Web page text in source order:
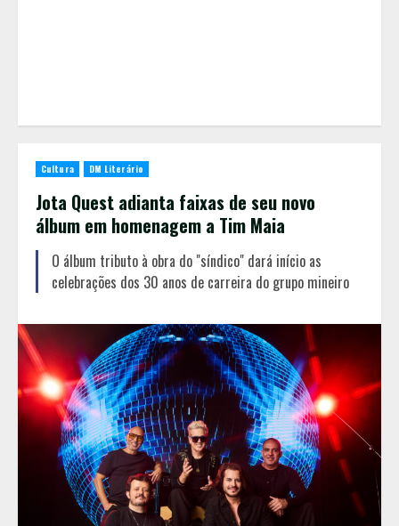
Cultura DM Literário
Jota Quest adianta faixas de seu novo
álbum em homenagem a Tim Maia
O álbum tributo à obra do "síndico" dará início as
celebrações dos 30 anos de carreira do grupo mineiro